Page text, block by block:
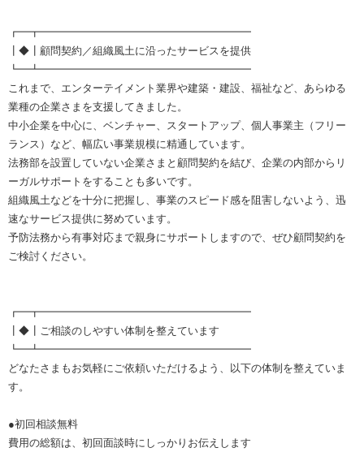
┏━┳━━━━━━━━━━━━━━━━━━━━
┃◆┃顧問契約／組織風土に沿ったサービスを提供
┗━┻━━━━━━━━━━━━━━━━━━━━
これまで、エンターテイメント業界や建築・建設、福祉など、あらゆる
業種の企業さまを支援してきました。
中小企業を中心に、ベンチャー、スタートアップ、個人事業主（フリー
ランス）など、幅広い事業規模に精通しています。
法務部を設置していない企業さまと顧問契約を結び、企業の内部からリ
ーガルサポートをすることも多いです。
組織風土などを十分に把握し、事業のスピード感を阻害しないよう、迅
速なサービス提供に努めています。
予防法務から有事対応まで親身にサポートしますので、ぜひ顧問契約を
ご検討ください。
┏━┳━━━━━━━━━━━━━━━━━━━━
┃◆┃ご相談のしやすい体制を整えています
┗━┻━━━━━━━━━━━━━━━━━━━━
どなたさまもお気軽にご依頼いただけるよう、以下の体制を整えていま
す。
●初回相談無料
費用の総額は、初回面談時にしっかりお伝えします